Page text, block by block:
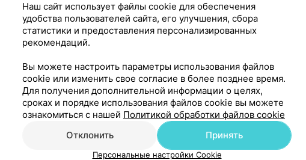
Наш сайт использует файлы cookie для обеспечения
удобства пользователей сайта, его улучшения, сбора
статистики и предоставления персонализированных
рекомендаций.
Вы можете настроить параметры использования файлов
cookie или изменить свое согласие в более позднее время.
Для получения дополнительной информации о целях,
сроках и порядке использования файлов cookie вы можете
ознакомиться с нашей Политикой обработки файлов cookie
Отклонить
Принять
Персональные настройки Cookie